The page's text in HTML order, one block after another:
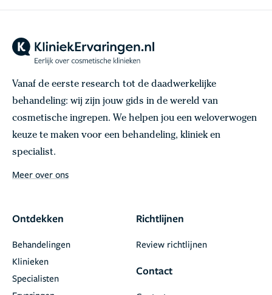
Vanaf de eerste research tot de daadwerkelijke
behandeling: wij zijn jouw gids in de wereld van
cosmetische ingrepen. We helpen jou een weloverwogen
keuze te maken voor een behandeling, kliniek en
specialist.
Meer over ons
Ontdekken
Behandelingen
Klinieken
Specialisten
Richtlijnen
Review richtlijnen
Contact